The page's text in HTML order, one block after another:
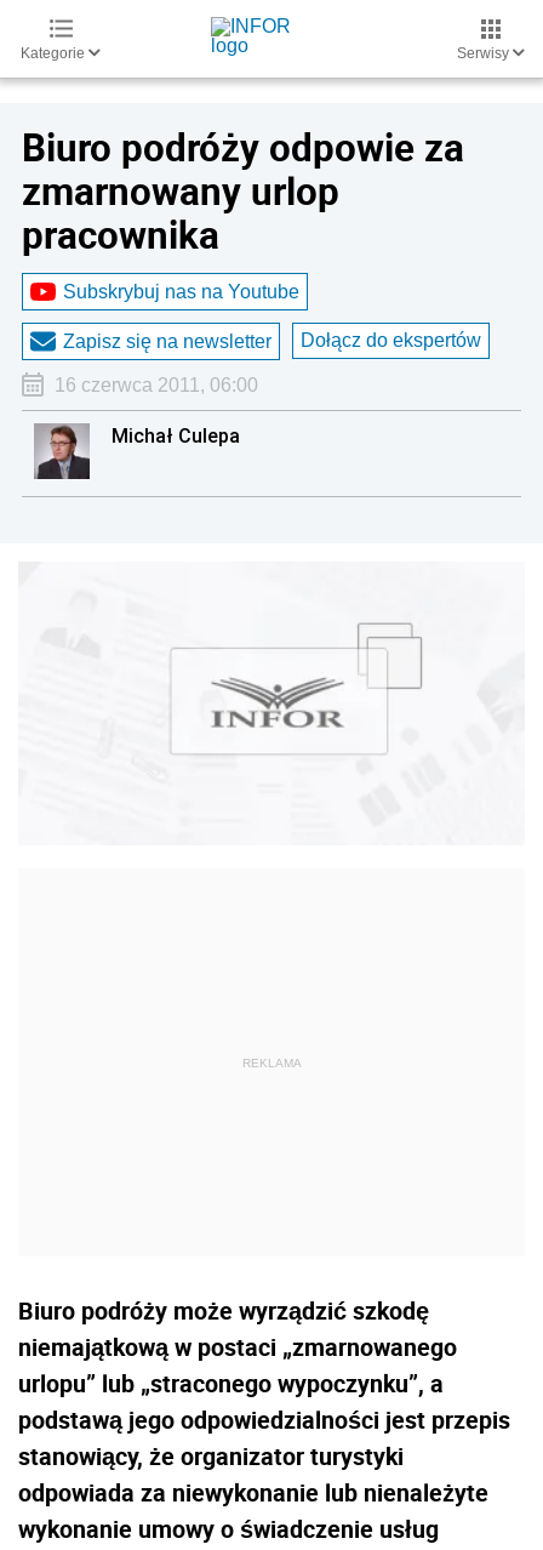
Kategorie Serwisy
Biuro podróży odpowie za
zmarnowany urlop
pracownika
Subskrybuj nas na Youtube
Zapisz się na newsletter Dołącz do ekspertów
16 czerwca 2011, 06:00
Michał Culepa
Biuro podróży może wyrządzić szkodę
niemajątkową w postaci „zmarnowanego
urlopu” lub „straconego wypoczynku”, a
podstawą jego odpowiedzialności jest przepis
stanowiący, że organizator turystyki
odpowiada za niewykonanie lub nienależyte
wykonanie umowy o świadczenie usług